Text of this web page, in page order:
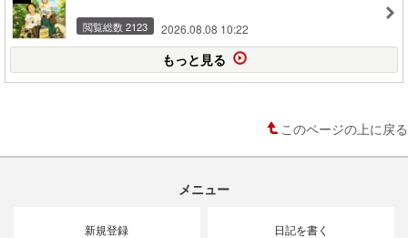
閲覧総数 2123 2026.08.08 10:22
もっと見る
このページの上に戻る
メニュー
新規登録 日記を書く